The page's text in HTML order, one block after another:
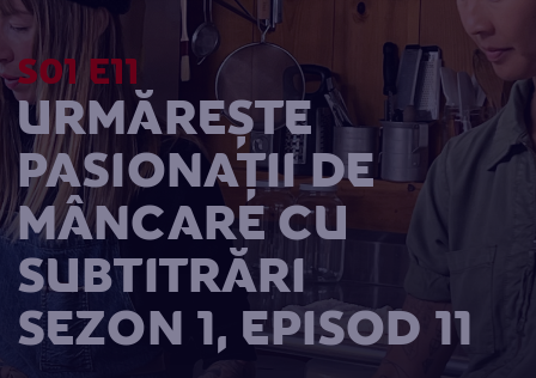
S01 E11
URMĂREȘTE
PASIONAȚII DE
MÂNCARE CU
SUBTITRĂRI
SEZON 1, EPISOD 11